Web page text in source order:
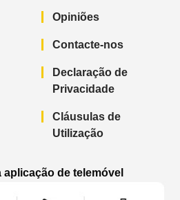
Opiniões
Contacte-nos
Declaração de
Privacidade
Cláusulas de
Utilização
aplicação de telemóvel